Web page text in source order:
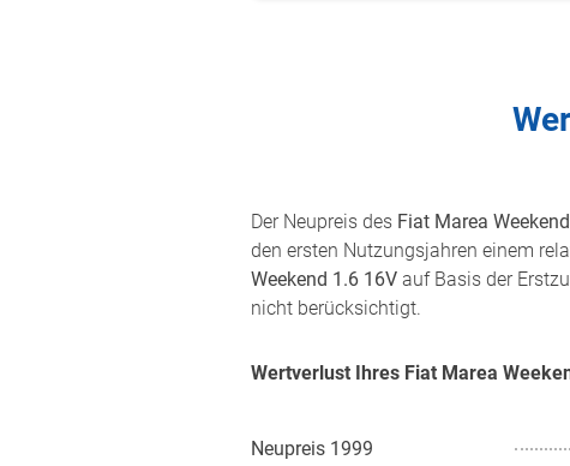
Der Neupreis des Fiat Marea
den ersten Nutzungsjahren einem
Weekend 1.6 16V auf Basis der
nicht berücksichtigt.
Wertverlust Ihres Fiat Marea
Neupreis 1999